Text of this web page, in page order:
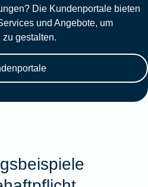
Die Kundenportale bieten
und Angebote, um
gestalten.